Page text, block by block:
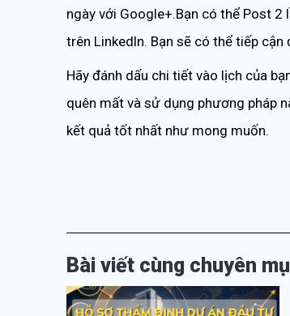
ngày với Google+.Bạn có thể Post
trên Linkedln. Bạn sẽ có thể tiếp
Hãy đánh dấu chi tiết vào lịch của
quên mất và sử dụng phương pháp
kết quả tốt nhất như mong muốn.
Bài viết cùng chuyên